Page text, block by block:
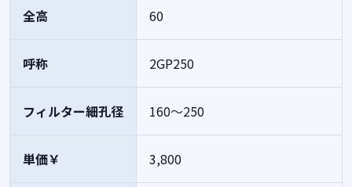
全高 60
呼称 2GP250
フィルター細孔径 160～250
単価￥ 3,800